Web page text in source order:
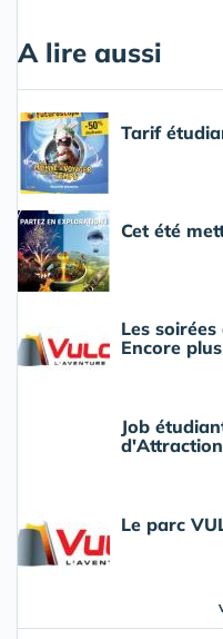
A lire aussi
Tarif
Cet été
Les
Encore
Job
d'Attraction
Le parc